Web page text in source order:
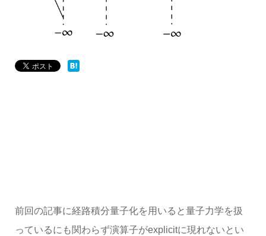
前回の記事に経路積分量子化を用いると量子力学を扱
っているにも関わらず演算子がexplicitに現れないとい